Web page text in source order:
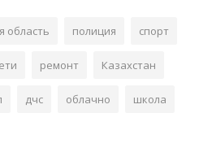
область полиция спорт
ремонт Казахстан
дчс облачно школа